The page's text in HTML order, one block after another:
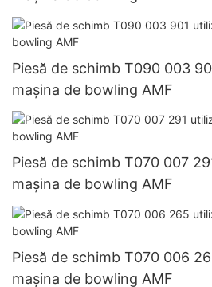
Piesă de schimb T090 003
mașina de bowling AMF
Piesă de schimb T070 007
mașina de bowling AMF
Piesă de schimb T070 006
mașina de bowling AMF